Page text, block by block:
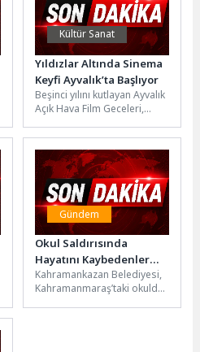
Kültür Sanat
Yıldızlar Altında Sinema
Keyfi Ayvalık’ta Başlıyor
Beşinci yılını kutlayan Ayvalık
Açık Hava Film Geceleri,
yapımlarını Ayvalık'ın eşsiz...
Gündem
Okul Saldırısında
Hayatını Kaybedenler
Anıldı
Kahramankazan Belediyesi,
Kahramanmaraş’taki okulda